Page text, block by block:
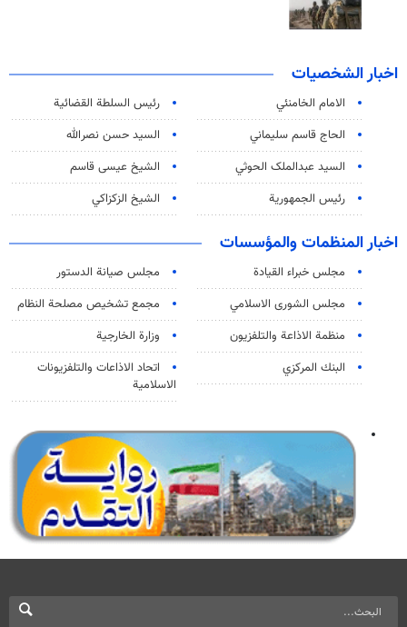
اخبار الشخصيات
الامام الخامنئي
رئیس السلطة القضائیة
الحاج قاسم سليماني
السيد حسن نصرالله
السید عبدالملک الحوثي
الشيخ عيسى قاسم
رئيس الجمهورية
الشيخ الزكزاكي
اخبار المنظمات والمؤسسات
مجلس خبراء القيادة
مجلس صيانة الدستور
مجلس الشورى الاسلامي
مجمع تشخيص مصلحة النظام
منظمة الاذاعة والتلفزیون
وزارة الخارجية
البنك المركزي
اتحاد الاذاعات والتلفزيونات
الاسلامية